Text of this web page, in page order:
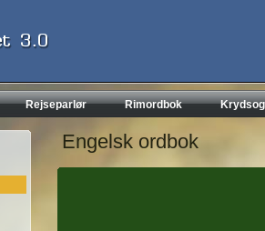
Rejseparlør Rimordbok
Engelsk ordbok